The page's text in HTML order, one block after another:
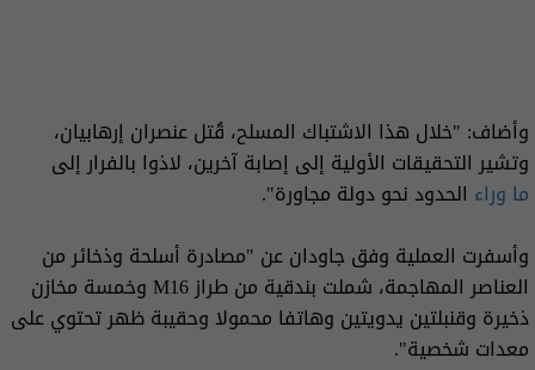
وأضاف: "خلال هذا الاشتباك المسلح، قُتل عنصران إرهابيان،
وتشير التحقيقات الأولية إلى إصابة آخرين، لاذوا بالفرار إلى
ما وراء الحدود نحو دولة مجاورة".
وأسفرت العملية وفق جاودان عن "مصادرة أسلحة وذخائر من
العناصر المهاجمة، شملت بندقية من طراز M16 وخمسة مخازن
ذخيرة وقنبلتين يدويتين وهاتفا محمولا وحقيبة ظهر تحتوي على
معدات شخصية".